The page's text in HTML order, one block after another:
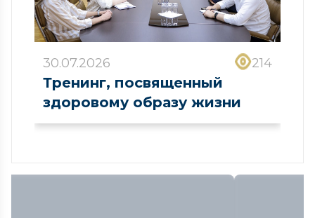
30.07.2026 214
Тренинг, посвященный
здоровому образу жизни